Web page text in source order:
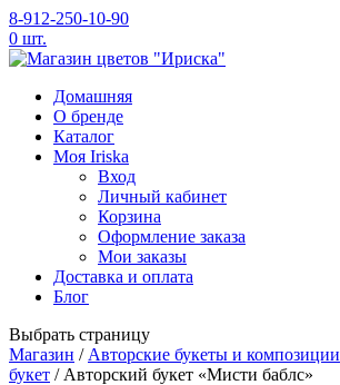
8-912-250-10-90
0 шт.
Домашняя
O бренде
Каталог
Моя Iriska
Вход
Личный кабинет
Корзина
Оформление заказа
Мои заказы
Доставка и оплата
Блог
Выбрать страницу
Магазин / Авторские букеты и композиции
букет / Авторский букет «Мисти баблс»